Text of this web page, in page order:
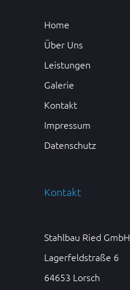
Home
Über Uns
Leistungen
Galerie
Kontakt
Impressum
Datenschutz
Kontakt
Stahlbau Ried GmbH
Lagerfeldstraße 6
64653 Lorsch